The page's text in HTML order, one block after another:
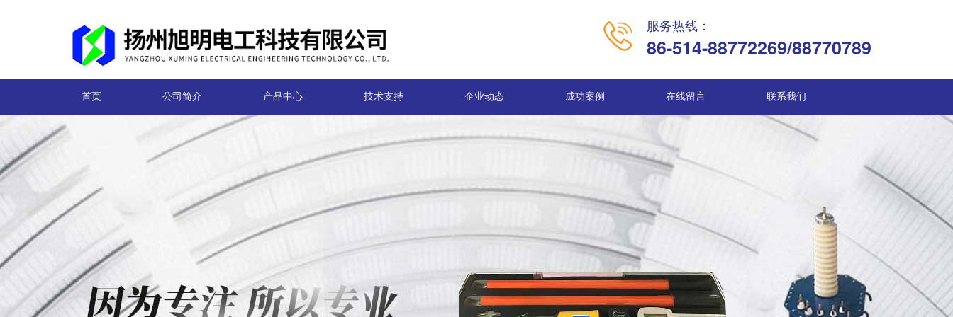
服务热线：
86-514-88772269/88770789
首页 公司简介 产品中心 技术支持 企业动态 成功案例 在线留言 联系我们